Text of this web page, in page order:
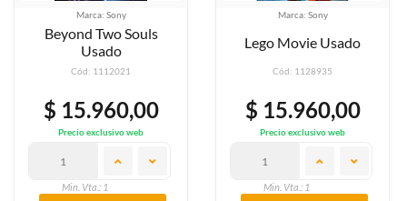
Marca: Sony
Beyond Two Souls
Usado
Cód: 1112021
$ 15.960,00
Precio exclusivo web
Min. Vta.: 1
Marca: Sony
Lego Movie Usado
Cód: 1128935
$ 15.960,00
Precio exclusivo web
Min. Vta.: 1